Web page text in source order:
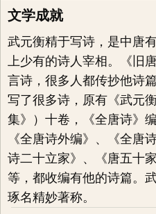
沉透彻。因此白居易以诗
色，池边无主禽。难收带
残碧，尾花销暗金。放归
愈、王建也以诗相和。韩
使宅韦太尉所养孔雀》：
飘零失故态，隔绝抱长思
差。坐蒙恩顾重，毕命守
韦令孔雀》：“孤号秋阁阴
黑，思乡橘柚深。举头闻
飞去，重君池上心。” 三
文学成就
武元衡精于写诗，是中唐
上少有的诗人宰相。《旧
言诗，很多人都传抄他诗
写了很多诗，原有《武元
集》）十卷，《全唐诗》
《全唐诗外编》、《全唐
诗二十立家》、《唐五十
等，都收编有他的诗篇。
琢名精妙著称。